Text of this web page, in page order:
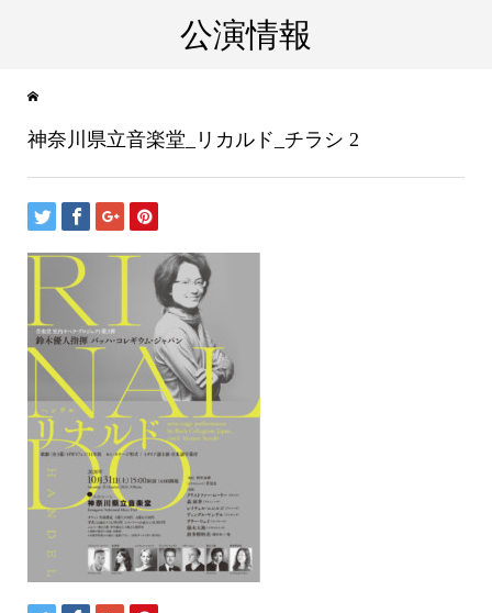
公演情報
神奈川県立音楽堂_リカルド_チラシ 2